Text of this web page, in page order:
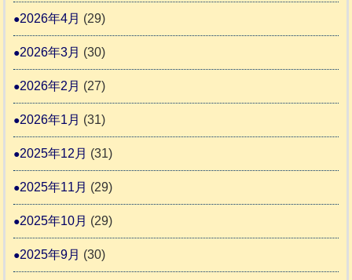
議
援
報
2026年4月 (29)
2026年3月 (30)
2026年2月 (27)
2026年1月 (31)
2025年12月 (31)
2025年11月 (29)
2025年10月 (29)
2025年9月 (30)